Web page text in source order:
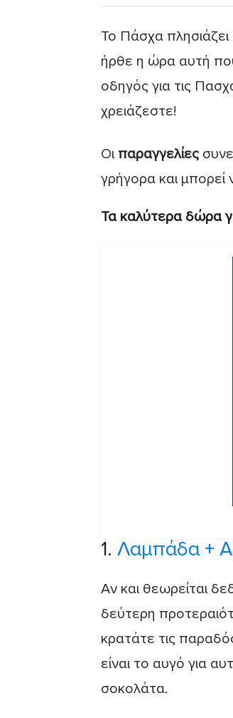
Το Πάσχα πλησιάζει
ήρθε η ώρα αυτή
οδηγός για τις
χρειάζεστε!
Οι παραγγελίες
γρήγορα και
Τα καλύτερα δώρα
1. Λαμπάδα +
Αν και θεωρείται
δεύτερη
κρατάτε τις
είναι το αυγό για
σοκολάτα.